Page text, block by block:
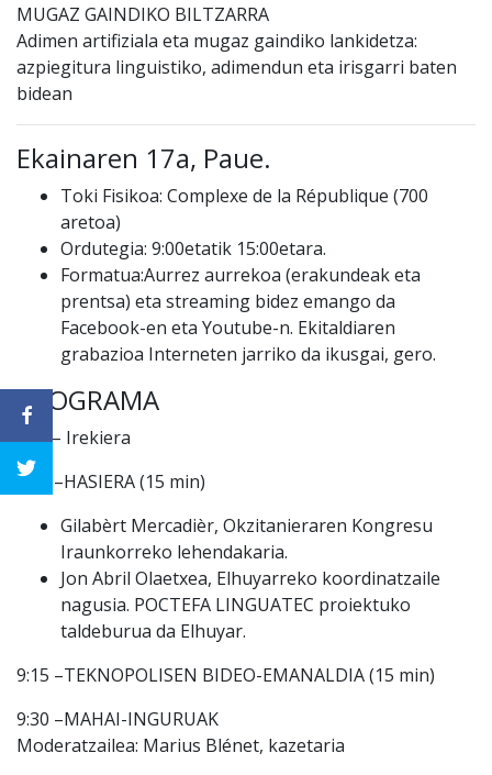
MUGAZ GAINDIKO BILTZARRA
Adimen artifiziala eta mugaz gaindiko lankidetza:
azpiegitura linguistiko, adimendun eta irisgarri baten
bidean
Ekainaren 17a, Paue.
Toki Fisikoa: Complexe de la République (700
aretoa)
Ordutegia: 9:00etatik 15:00etara.
Formatua:Aurrez aurrekoa (erakundeak eta
prentsa) eta streaming bidez emango da
Facebook-en eta Youtube-n. Ekitaldiaren
grabazioa Interneten jarriko da ikusgai, gero.
PROGRAMA
10h – Irekiera
9:00 –HASIERA (15 min)
Gilabèrt Mercadièr, Okzitanieraren Kongresu
Iraunkorreko lehendakaria.
Jon Abril Olaetxea, Elhuyarreko koordinatzaile
nagusia. POCTEFA LINGUATEC proiektuko
taldeburua da Elhuyar.
9:15 –TEKNOPOLISEN BIDEO-EMANALDIA (15 min)
9:30 –MAHAI-INGURUAK
Moderatzailea: Marius Blénet, kazetaria